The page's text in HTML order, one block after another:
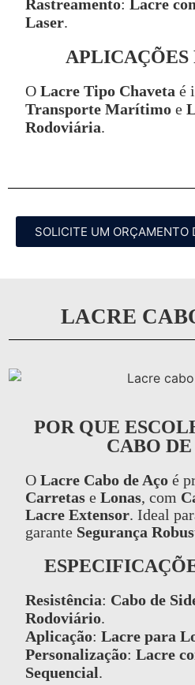
Rastreamento:
Lacre
Laser.
APLICAÇÕES
O Lacre Tipo Chaveta é
Transporte Marítimo e
Rodoviária.
SOLICITE UM ORÇAMENTO
LACRE
POR QUE
CABO
O Lacre Cabo de Aço é
Carretas e Lonas, com
Lacre Extensor. Ideal
garante Segurança
Resistência: Cabo de
Rodoviário.
Aplicação: Lacre para
Personalização: Lacre
Sequencial.